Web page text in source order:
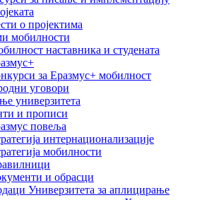
о пројектима
мобилности
наставника и студената
за Еразмус+ мобилност
уговори
универзитета
и прописи
повеља
интернационализације
мобилности
и обрасци
Универзитета за аплицирање